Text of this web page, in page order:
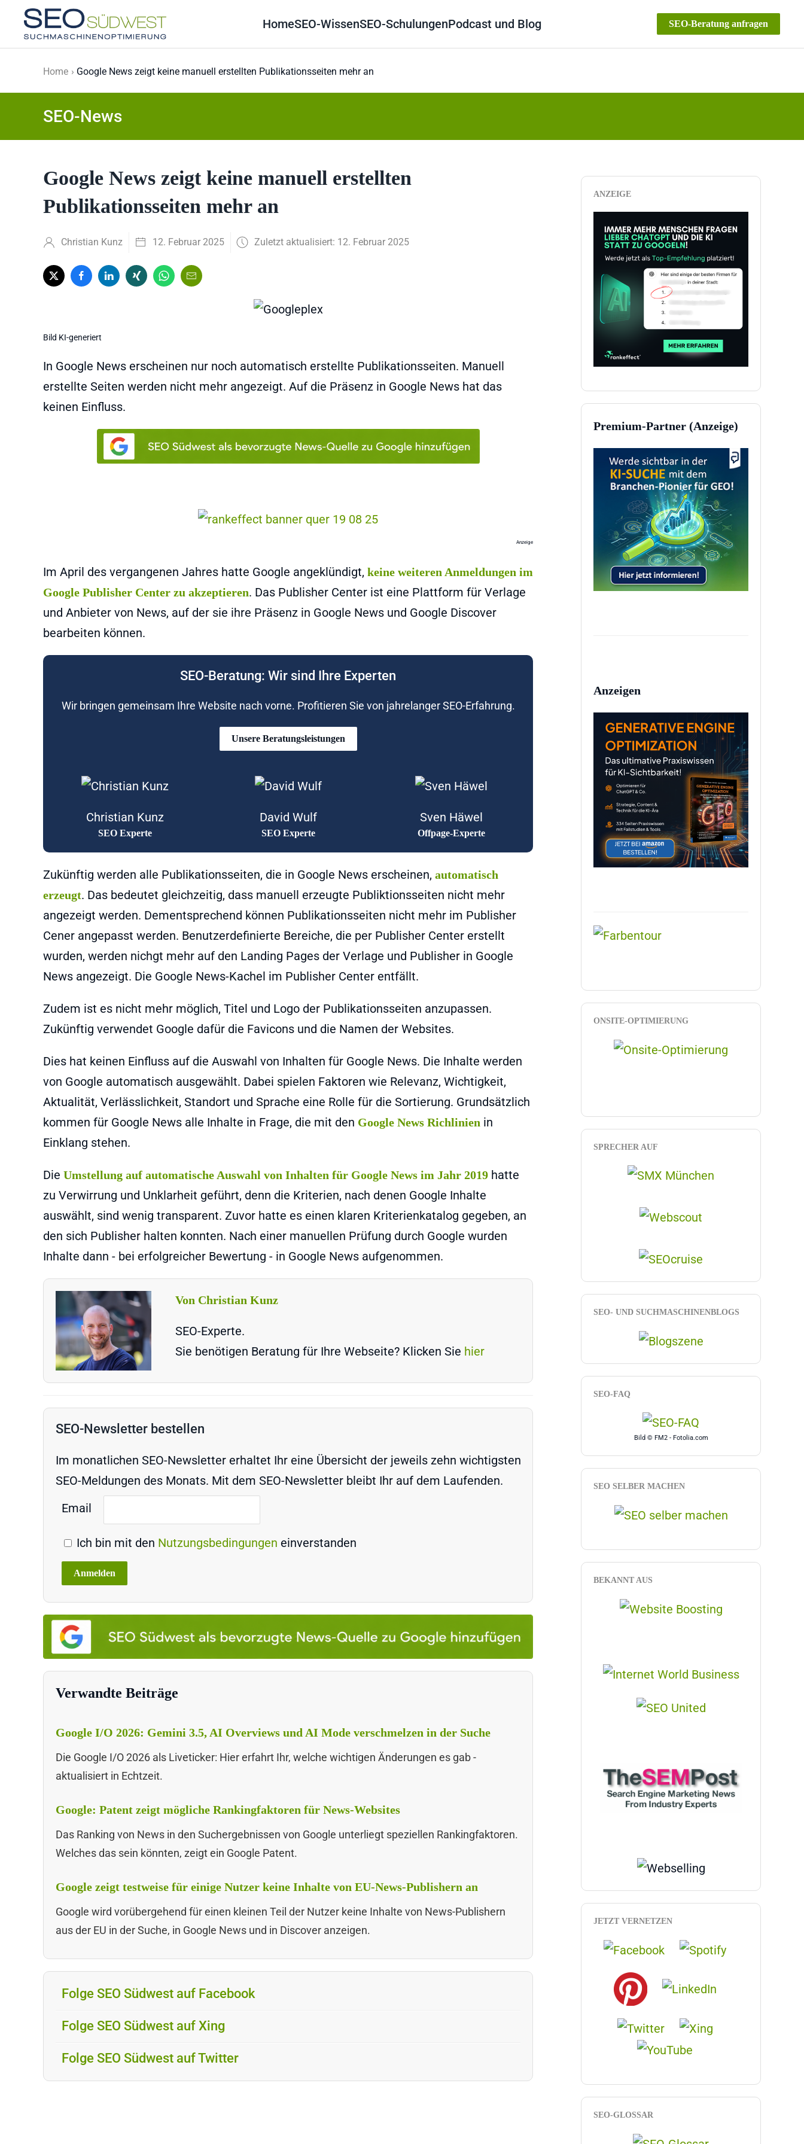
Skip to main content
HomeSEO-WissenSEO-SchulungenPodcast und Blog SEO-Beratung anfragen
Home Google News zeigt keine manuell erstellten Publikationsseiten mehr an
SEO-News
Google News zeigt keine manuell erstellten
Publikationsseiten mehr an
Christian Kunz 12. Februar 2025 Zuletzt aktualisiert: 12. Februar 2025
Bild KI-generiert
In Google News erscheinen nur noch automatisch erstellte Publikationsseiten. Manuell
erstellte Seiten werden nicht mehr angezeigt. Auf die Präsenz in Google News hat das
keinen Einfluss.
Anzeige
Im April des vergangenen Jahres hatte Google angeklündigt, keine weiteren Anmeldungen im
Google Publisher Center zu akzeptieren. Das Publisher Center ist eine Plattform für Verlage
und Anbieter von News, auf der sie ihre Präsenz in Google News und Google Discover
bearbeiten können.
SEO-Beratung: Wir sind Ihre Experten
Wir bringen gemeinsam Ihre Website nach vorne. Profitieren Sie von jahrelanger SEO-Erfahrung.
Unsere Beratungsleistungen
Christian Kunz
SEO Experte
David Wulf
SEO Experte
Sven Häwel
Offpage-Experte
Zukünftig werden alle Publikationsseiten, die in Google News erscheinen, automatisch
erzeugt. Das bedeutet gleichzeitig, dass manuell erzeugte Publiktionsseiten nicht mehr
angezeigt werden. Dementsprechend können Publikationsseiten nicht mehr im Publisher
Cener angepasst werden. Benutzerdefinierte Bereiche, die per Publisher Center erstellt
wurden, werden nichgt mehr auf den Landing Pages der Verlage und Publisher in Google
News angezeigt. Die Google News-Kachel im Publisher Center entfällt.
Zudem ist es nicht mehr möglich, Titel und Logo der Publikationsseiten anzupassen.
Zukünftig verwendet Google dafür die Favicons und die Namen der Websites.
Dies hat keinen Einfluss auf die Auswahl von Inhalten für Google News. Die Inhalte werden
von Google automatisch ausgewählt. Dabei spielen Faktoren wie Relevanz, Wichtigkeit,
Aktualität, Verlässlichkeit, Standort und Sprache eine Rolle für die Sortierung. Grundsätzlich
kommen für Google News alle Inhalte in Frage, die mit den Google News Richlinien in
Einklang stehen.
Die Umstellung auf automatische Auswahl von Inhalten für Google News im Jahr 2019 hatte
zu Verwirrung und Unklarheit geführt, denn die Kriterien, nach denen Google Inhalte
auswählt, sind wenig transparent. Zuvor hatte es einen klaren Kriterienkatalog gegeben, an
den sich Publisher halten konnten. Nach einer manuellen Prüfung durch Google wurden
Inhalte dann - bei erfolgreicher Bewertung - in Google News aufgenommen.
Von Christian Kunz
SEO-Experte.
Sie benötigen Beratung für Ihre Webseite? Klicken Sie hier
SEO-Newsletter bestellen
Im monatlichen SEO-Newsletter erhaltet Ihr eine Übersicht der jeweils zehn wichtigsten
SEO-Meldungen des Monats. Mit dem SEO-Newsletter bleibt Ihr auf dem Laufenden.
Email
Ich bin mit den Nutzungsbedingungen einverstanden
Verwandte Beiträge
Google I/O 2026: Gemini 3.5, AI Overviews und AI Mode verschmelzen in der Suche
Die Google I/O 2026 als Liveticker: Hier erfahrt Ihr, welche wichtigen Änderungen es gab -
aktualisiert in Echtzeit.
Google: Patent zeigt mögliche Rankingfaktoren für News-Websites
Das Ranking von News in den Suchergebnissen von Google unterliegt speziellen Rankingfaktoren.
Welches das sein könnten, zeigt ein Google Patent.
Google zeigt testweise für einige Nutzer keine Inhalte von EU-News-Publishern an
Google wird vorübergehend für einen kleinen Teil der Nutzer keine Inhalte von News-Publishern
aus der EU in der Suche, in Google News und in Discover anzeigen.
Folge SEO Südwest auf Facebook
Folge SEO Südwest auf Xing
Folge SEO Südwest auf Twitter
ANZEIGE
Premium-Partner (Anzeige)
Anzeigen
ONSITE-OPTIMIERUNG
SPRECHER AUF
SEO- UND SUCHMASCHINENBLOGS
SEO-FAQ
Bild © FM2 - Fotolia.com
SEO SELBER MACHEN
BEKANNT AUS
JETZT VERNETZEN
SEO-GLOSSAR